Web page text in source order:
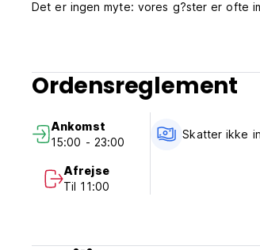
Det er ingen myte: vores g?ster er ofte imponeret af de fantastiske dr?mme syn nogle af vores v?relser har af Sacr? Coeur. Sp?
et udvalg af v?relser udstyret med eget
tripler og sovesale, s? du kan komme
velkomne!
*** 24 timer modtagelse
*** alle vores priser er indregnet med
*** visa, mastercard og kontanter
*** check-in kl 4:00 (hvis du ankommer
Ordensreglement
Ankomst
15:00 - 23:00
Afrejse
Til 11:00
Skatter ikke